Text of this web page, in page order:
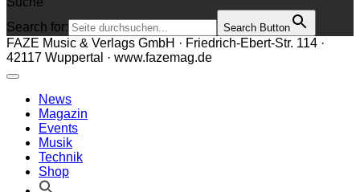
Search for:
Search Button
FAZE Music & Verlags GmbH · Friedrich-Ebert-Str. 114 ·
News
Magazin
Events
Musik
Technik
Shop